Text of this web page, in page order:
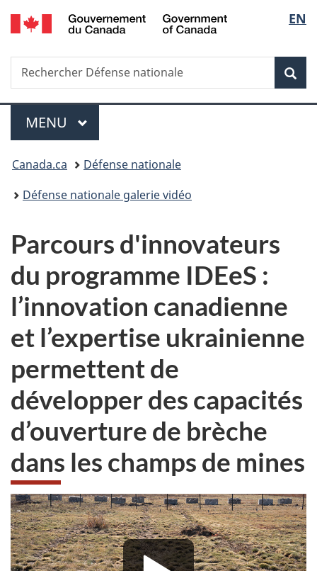
Passer
au
principal
Passer
à
Au
du
Passer
à
version
simplifiée
de
la
EN
Recherche
Rechercher
Défense
Menu
MENU PRINCIPAL
Vous
êtes
Canada.ca
Défense nationale
Défense nationale galerie vidéo
Parcours d'innovateurs
du programme IDEeS :
l’innovation canadienne
et l’expertise ukrainienne
permettent de
développer des capacités
d’ouverture de brèche
dans les champs de mines